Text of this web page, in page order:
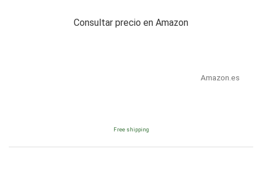
Consultar precio en Amazon
Amazon.es
Free shipping